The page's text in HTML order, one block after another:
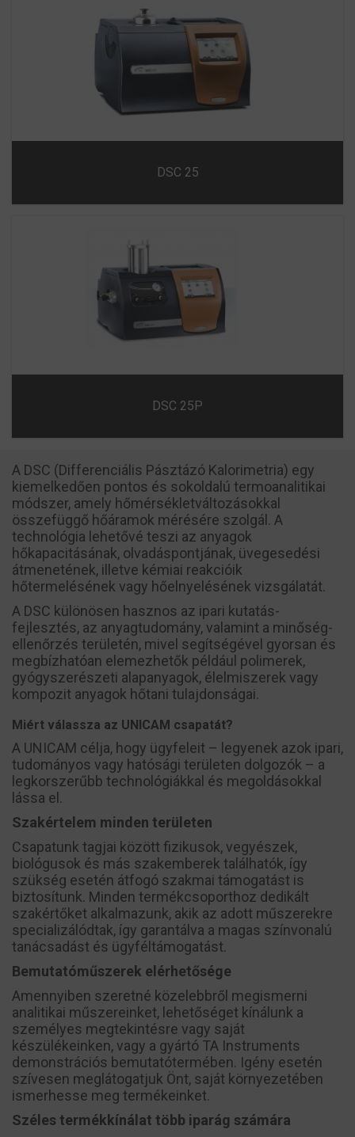
DSC 25
DSC 25P
A DSC (Differenciális Pásztázó Kalorimetria) egy
kiemelkedően pontos és sokoldalú termoanalitikai
módszer, amely hőmérsékletváltozásokkal
összefüggő hőáramok mérésére szolgál. A
technológia lehetővé teszi az anyagok
hőkapacitásának, olvadáspontjának, üvegesedési
átmenetének, illetve kémiai reakcióik
hőtermelésének vagy hőelnyelésének vizsgálatát.
A DSC különösen hasznos az ipari kutatás-
fejlesztés, az anyagtudomány, valamint a minőség-
ellenőrzés területén, mivel segítségével gyorsan és
megbízhatóan elemezhetők például polimerek,
gyógyszerészeti alapanyagok, élelmiszerek vagy
kompozit anyagok hőtani tulajdonságai.
Miért válassza az UNICAM csapatát?
A UNICAM célja, hogy ügyfeleit – legyenek azok ipari,
tudományos vagy hatósági területen dolgozók – a
legkorszerűbb technológiákkal és megoldásokkal
lássa el.
Szakértelem minden területen
Csapatunk tagjai között fizikusok, vegyészek,
biológusok és más szakemberek találhatók, így
szükség esetén átfogó szakmai támogatást is
biztosítunk. Minden termékcsoporthoz dedikált
szakértőket alkalmazunk, akik az adott műszerekre
specializálódtak, így garantálva a magas színvonalú
tanácsadást és ügyféltámogatást.
Bemutatóműszerek elérhetősége
Amennyiben szeretné közelebbről megismerni
analitikai műszereinket, lehetőséget kínálunk a
személyes megtekintésre vagy saját
készülékeinken, vagy a gyártó TA Instruments
demonstrációs bemutatótermében. Igény esetén
szívesen meglátogatjuk Önt, saját környezetében
ismerhesse meg termékeinket.
Széles termékkínálat több iparág számára